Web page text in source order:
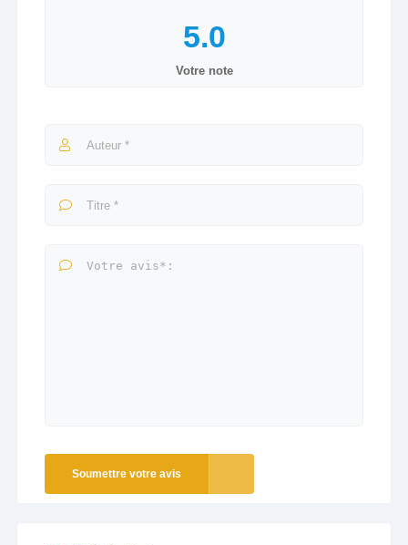
Votre note
Soumettre votre avis